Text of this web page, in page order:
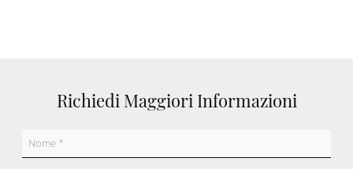
Richiedi Maggiori Informazioni